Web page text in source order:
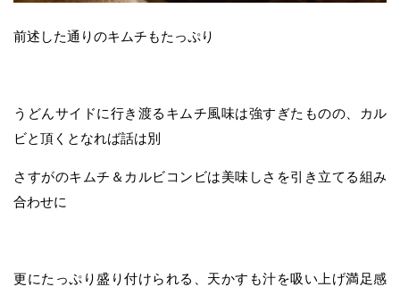
前述した通りのキムチもたっぷり
うどんサイドに行き渡るキムチ風味は強すぎたものの、カル
ビと頂くとなれば話は別
さすがのキムチ＆カルビコンビは美味しさを引き立てる組み
合わせに
更にたっぷり盛り付けられる、天かすも汁を吸い上げ満足感